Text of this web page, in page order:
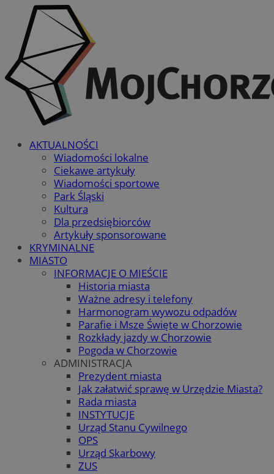
AKTUALNOŚCI
Wiadomości lokalne
Ciekawe artykuły
Wiadomości sportowe
Park Śląski
Kultura
Dla przedsiębiorców
Artykuły sponsorowane
KRYMINALNE
MIASTO
INFORMACJE O MIEŚCIE
Historia miasta
Ważne adresy i telefony
Harmonogram wywozu odpadów
Parafie i Msze Święte w Chorzowie
Rozkłady jazdy w Chorzowie
Pogoda w Chorzowie
ADMINISTRACJA
Prezydent miasta
Jak załatwić sprawę w Urzędzie Miasta?
Rada miasta
INSTYTUCJE
Urząd Stanu Cywilnego
OPS
Urząd Skarbowy
ZUS